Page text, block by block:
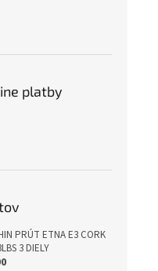
platby
PRÚT ETNA E3 CORK
3 DIELY